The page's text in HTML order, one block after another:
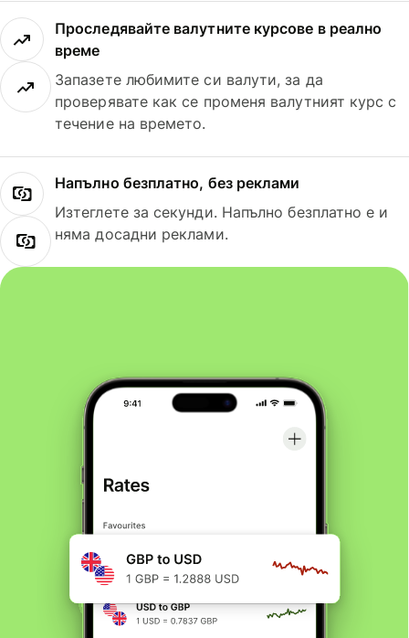
Проследявайте валутните курсове в реално
време
Запазете любимите си валути, за да
проверявате как се променя валутният курс с
течение на времето.
Напълно безплатно, без реклами
Изтеглете за секунди. Напълно безплатно е и
няма досадни реклами.